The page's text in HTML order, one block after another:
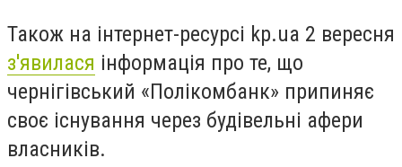
Також на інтернет-ресурсі kp.ua 2 вересня
з'явилася інформація про те, що
чернігівський «Полікомбанк» припиняє
своє існування через будівельні афери
власників.